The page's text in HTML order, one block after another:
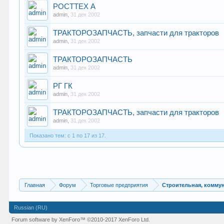
РОСТТЕХ А
admin 31 дек 2002
ТРАКТОРОЗАПЧАСТЬ, запчасти для тракторов
admin 31 дек 2002
ТРАКТОРОЗАПЧАСТЬ
admin 31 дек 2002
РГ ГК
admin 31 дек 2002
ТРАКТОРОЗАПЧАСТЬ, запчасти для тракторов
admin 31 дек 2002
Показано тем: с 1 по 17 из 17.
Главная Форум Торговые предприятия Строительная,
Russian (RU)
Forum software by XenForo™©2010-2017 XenForo Ltd.